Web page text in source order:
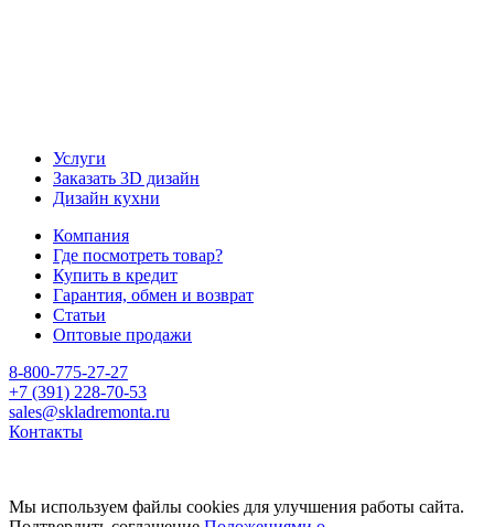
Услуги
Заказать 3D дизайн
Дизайн кухни
Компания
Где посмотреть товар?
Купить в кредит
Гарантия, обмен и возврат
Статьи
Оптовые продажи
8-800-775-27-27
+7 (391) 228-70-53
sales@skladremonta.ru
Контакты
Мы используем файлы cookies для улучшения работы сайта.